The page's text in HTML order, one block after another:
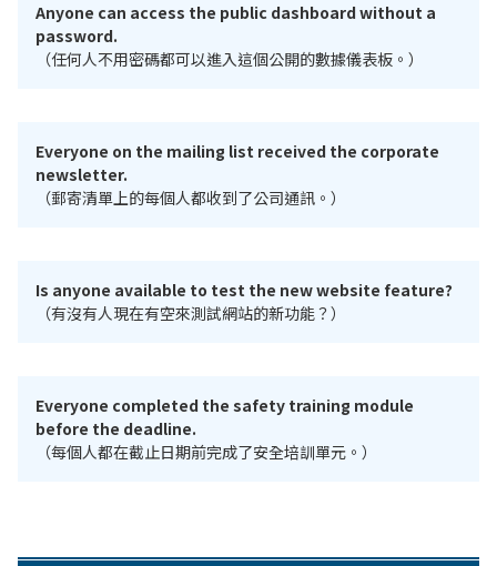
Anyone can access the public dashboard without a
password.
（任何人不用密碼都可以進入這個公開的數據儀表板。）
Everyone on the mailing list received the corporate
newsletter.
（郵寄清單上的每個人都收到了公司通訊。）
Is anyone available to test the new website feature?
（有沒有人現在有空來測試網站的新功能？）
Everyone completed the safety training module
before the deadline.
（每個人都在截止日期前完成了安全培訓單元。）